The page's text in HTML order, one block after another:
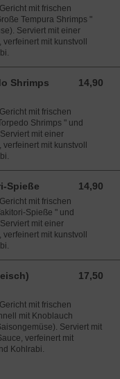
mit frischen
Tempura Shrimps "
Serviert mit einer
mit kunstvoll
Shrimps
14,90
14,90 EUR
mit frischen
Shrimps " und
mit einer
mit kunstvoll
Spieße 14,90
14,90 EUR
mit frischen
Spieße " und
mit einer
mit kunstvoll
17,50
17,50 EUR
mit frischen
mit Knoblauch
Serviert mit
verfeinert mit
Kohlrabi.